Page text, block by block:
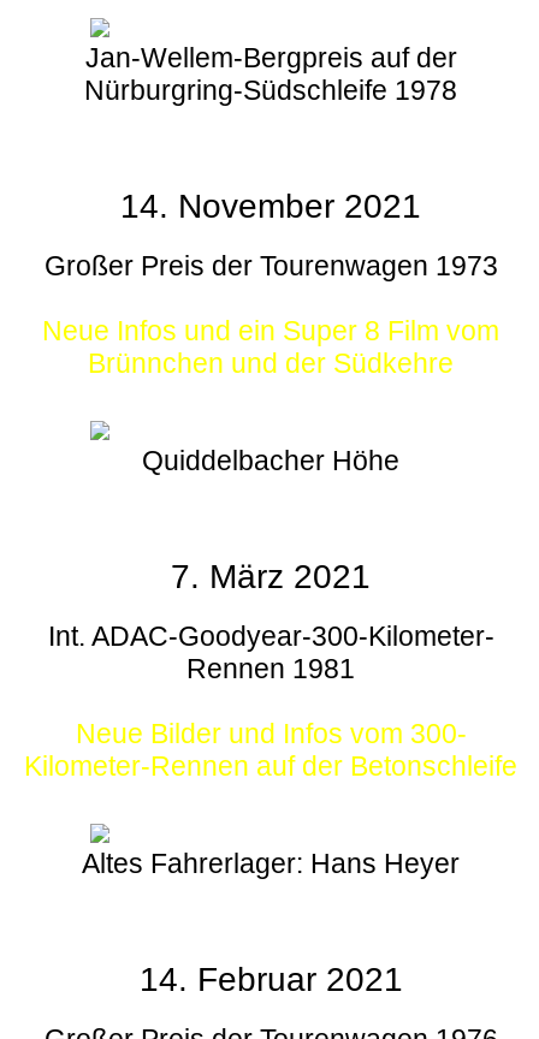
Jan-Wellem-Bergpreis auf der
Nürburgring-Südschleife 1978
14. November 2021
Großer Preis der Tourenwagen 1973
Neue Infos und ein Super 8 Film vom
Brünnchen und der Südkehre
Quiddelbacher Höhe
7. März 2021
Int. ADAC-Goodyear-300-Kilometer-
Rennen 1981
Neue Bilder und Infos vom 300-
Kilometer-Rennen auf der Betonschleife
Altes Fahrerlager: Hans Heyer
14. Februar 2021